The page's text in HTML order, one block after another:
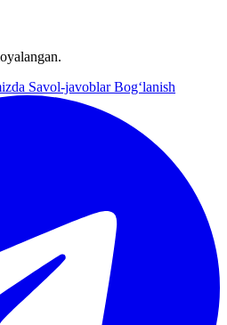
Savol-javoblarBog‘lanish